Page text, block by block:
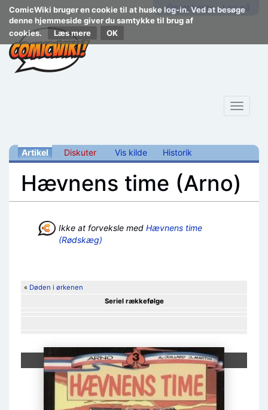
ComicWiki bruger en cookie til at huske log-in. Ved at besøge
denne hjemmeside giver du samtykke til brug af
cookies.
Læs mere
Opret konto Log på
Toggle
Artikel Diskuter Vis kilde Historik
Hævnens time (Arno)
Ikke at forveksle med Hævnens time
(Rødskæg)
« Døden i ørkenen
Seriel rækkefølge